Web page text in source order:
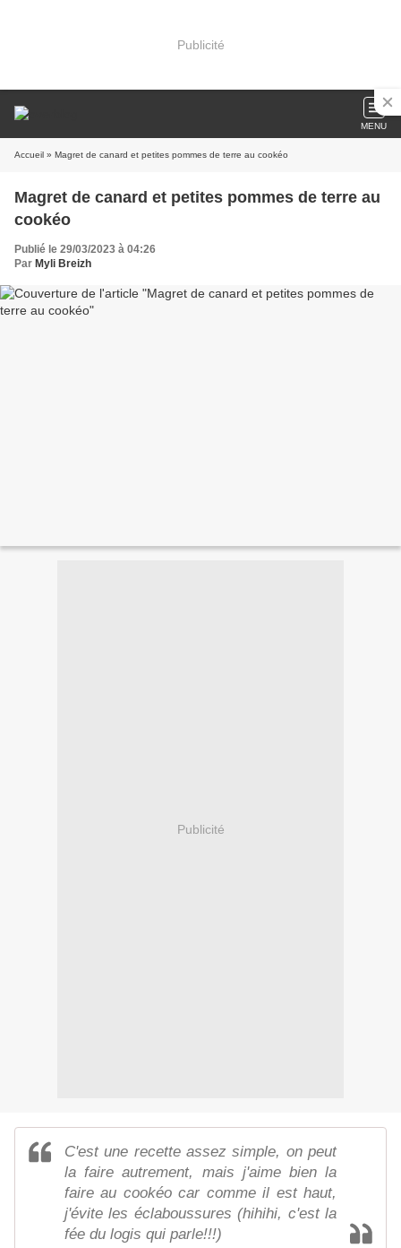
Publicité
MENU
Accueil » Magret de canard et petites pommes de terre au cookéo
Magret de canard et petites pommes de terre au
cookéo
Publié le 29/03/2023 à 04:26
Par Myli Breizh
Publicité
C'est une recette assez simple, on peut
la faire autrement, mais j'aime bien la
faire au cookéo car comme il est haut,
j'évite les éclaboussures (hihihi, c'est la
fée du logis qui parle!!!)